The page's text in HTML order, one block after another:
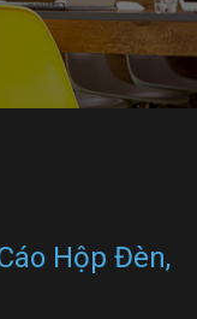
Hộp Đèn,